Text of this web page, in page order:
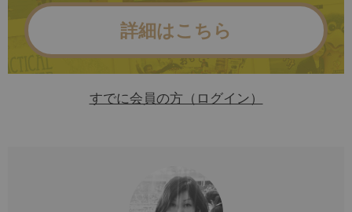
詳細はこちら
すでに会員の方（ログイン）